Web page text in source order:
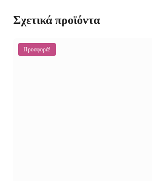
Σχετικά προϊόντα
Προσφορά!